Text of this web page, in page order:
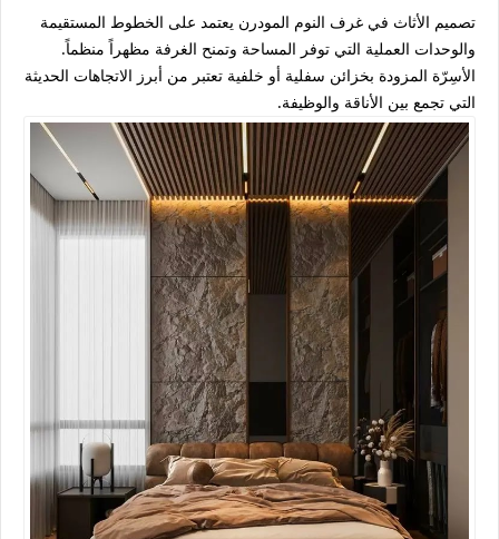
تصميم الأثاث في غرف النوم المودرن يعتمد على الخطوط المستقيمة
والوحدات العملية التي توفر المساحة وتمنح الغرفة مظهراً منظماً.
الأسِرّة المزودة بخزائن سفلية أو خلفية تعتبر من أبرز الاتجاهات الحديثة
التي تجمع بين الأناقة والوظيفة.